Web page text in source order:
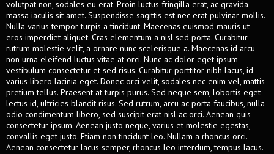
volutpat non, sodales eu erat. Proin luctus fringilla erat, ac gravida
massa iaculis sit amet. Suspendisse sagittis est nec erat pulvinar mollis.
Nulla varius tempor turpis a tincidunt. Maecenas euismod mauris ut
eros imperdiet aliquet. Cras elementum a nisl sed porta. Curabitur
rutrum molestie velit, a ornare nunc scelerisque a. Maecenas id arcu
non urna eleifend luctus vitae at orci. Nunc ac dolor eget ipsum
vestibulum consectetur et sed risus. Curabitur porttitor nibh lacus, id
varius libero lacinia eget. Donec orci velit, sodales nec enim vel, mattis
pretium tellus. Praesent at turpis purus. Sed neque sem, lobortis eget
lectus id, ultricies blandit risus. Sed rutrum, arcu ac porta faucibus, nulla
odio condimentum libero, sed suscipit erat nisl ac orci. Aenean quis
consectetur ipsum. Aenean justo neque, varius et molestie egestas,
convallis eget justo. Etiam non tincidunt leo. Nullam a rhoncus orci.
Aenean consectetur lacus semper, rhoncus leo interdum, tempus lacus.